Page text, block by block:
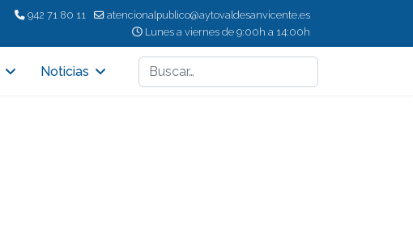
942 71 80 11
atencionalpublico@aytovaldesanvicente.es
Lunes a viernes de 9:00h a 14:00h
Noticias
Buscar